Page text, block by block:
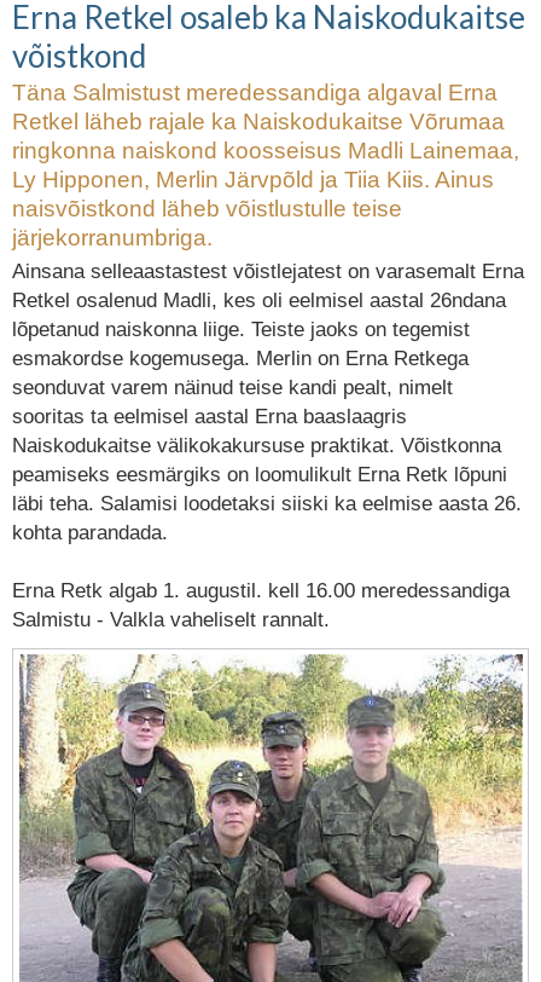
Erna Retkel osaleb ka Naiskodukaitse
võistkond
Täna Salmistust meredessandiga algaval Erna
Retkel läheb rajale ka Naiskodukaitse Võrumaa
ringkonna naiskond koosseisus Madli Lainemaa,
Ly Hipponen, Merlin Järvpõld ja Tiia Kiis. Ainus
naisvõistkond läheb võistlustulle teise
järjekorranumbriga.
Ainsana selleaastastest võistlejatest on varasemalt Erna
Retkel osalenud Madli, kes oli eelmisel aastal 26ndana
lõpetanud naiskonna liige. Teiste jaoks on tegemist
esmakordse kogemusega. Merlin on Erna Retkega
seonduvat varem näinud teise kandi pealt, nimelt
sooritas ta eelmisel aastal Erna baaslaagris
Naiskodukaitse välikokakursuse praktikat. Võistkonna
peamiseks eesmärgiks on loomulikult Erna Retk lõpuni
läbi teha. Salamisi loodetaksi siiski ka eelmise aasta 26.
kohta parandada.
Erna Retk algab 1. augustil. kell 16.00 meredessandiga
Salmistu - Valkla vaheliselt rannalt.